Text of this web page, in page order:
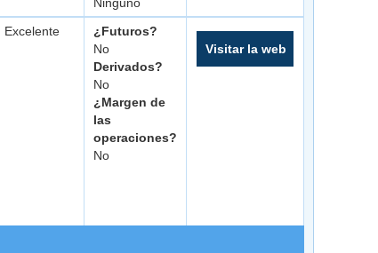
Excelente
¿Futuros?
No
Derivados?
No
¿Margen de
las
operaciones?
No
Visitar la web